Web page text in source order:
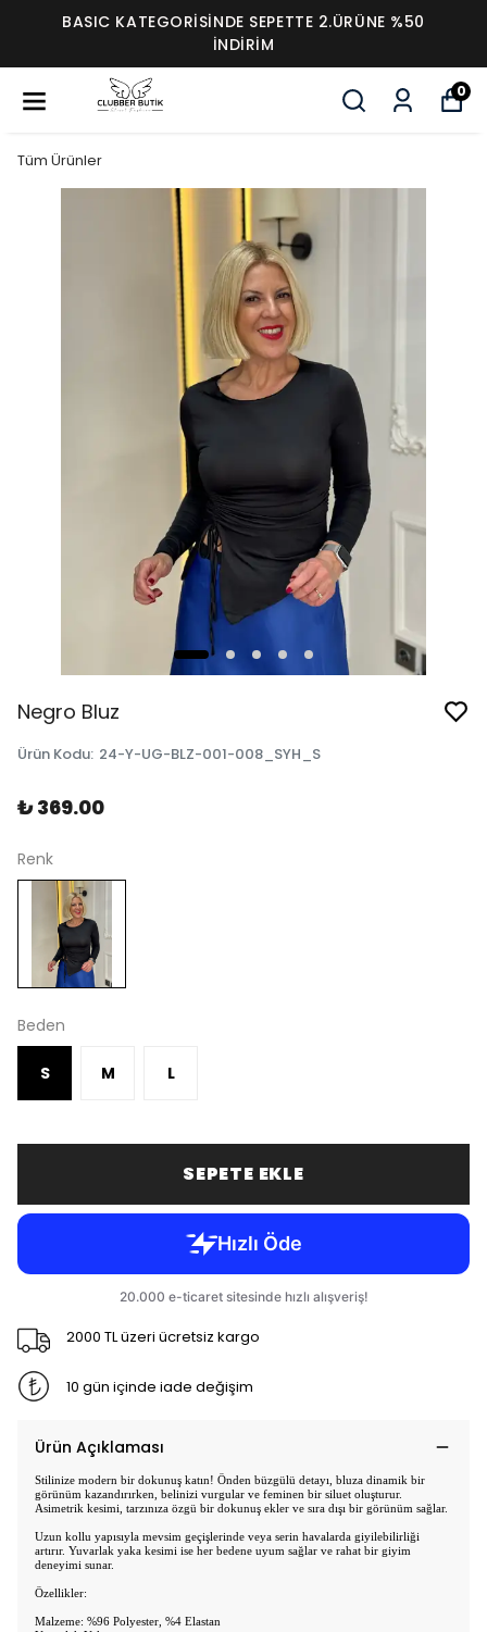
BASIC KATEGORİSİNDE SEPETTE 2.ÜRÜNE %50
İNDİRİM
0
Tüm Ürünler
Negro Bluz
Ürün Kodu: 24-Y-UG-BLZ-001-008_SYH_S
₺ 369.00
Renk
Beden
S M L
SEPETE EKLE
2000 TL üzeri ücretsiz kargo
10 gün içinde iade değişim
Ürün Açıklaması
Stilinize modern bir dokunuş katın! Önden büzgülü detayı, bluza dinamik bir
görünüm kazandırırken, belinizi vurgular ve feminen bir siluet oluşturur.
Asimetrik kesimi, tarzınıza özgü bir dokunuş ekler ve sıra dışı bir görünüm sağlar.
Uzun kollu yapısıyla mevsim geçişlerinde veya serin havalarda giyilebilirliği
artırır. Yuvarlak yaka kesimi ise her bedene uyum sağlar ve rahat bir giyim
deneyimi sunar.
Özellikler:
Malzeme: %96 Polyester, %4 Elastan